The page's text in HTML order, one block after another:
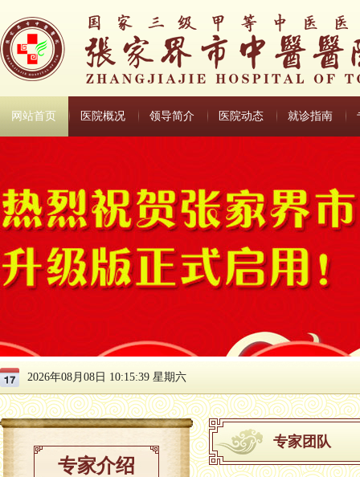
网站首页 医院概况 领导简介 医院动态 就诊指南
2026年08月08日 10:15:39 星期六
专家介绍
专家团队